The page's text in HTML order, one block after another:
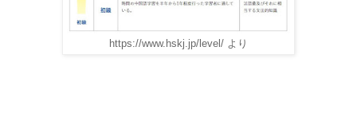
https://www.hskj.jp/level/ より